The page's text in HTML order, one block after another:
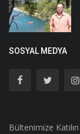
SOSYAL MEDYA
Bültenimize Katılın